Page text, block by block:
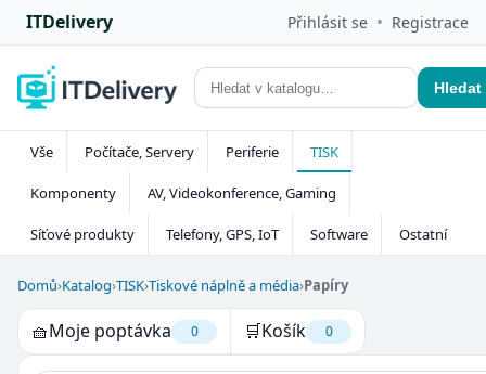
ITDelivery Přihlásit se • Registrace
Hledat
Vše Počítače, Servery Periferie TISK
Komponenty AV, Videokonference, Gaming
Síťové produkty Telefony, GPS, IoT Software Ostatní
Domů›Katalog›TISK›Tiskové náplně a média›Papíry
🧺Moje poptávka 0 🛒Košík 0